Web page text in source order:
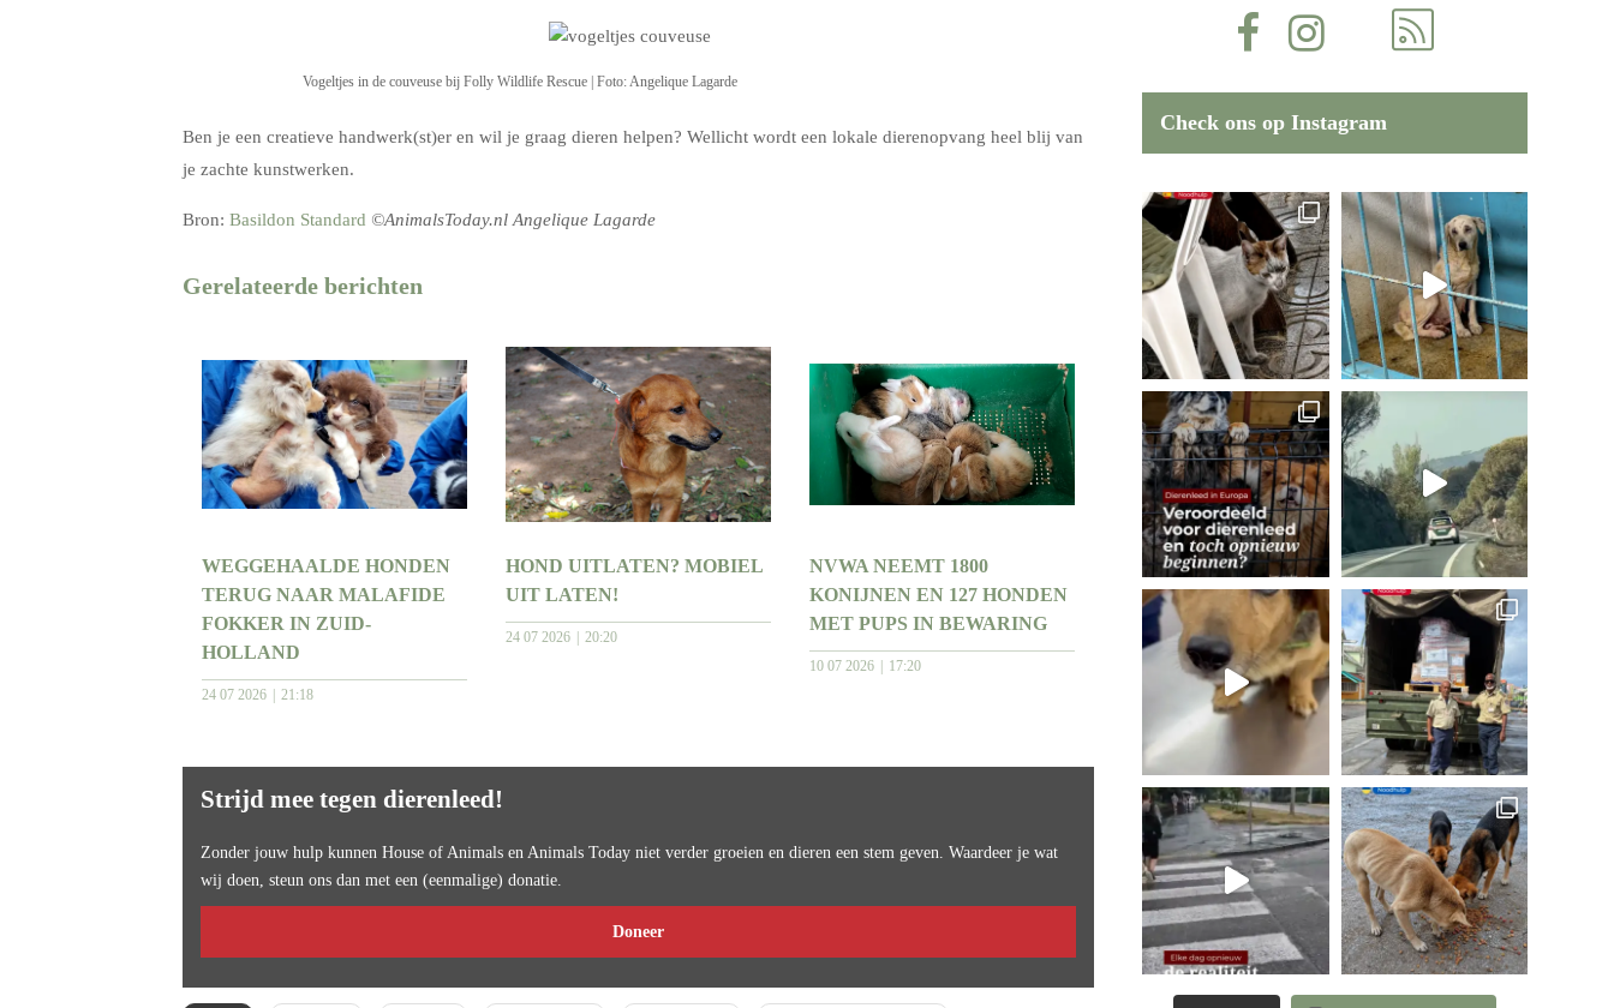
Vogeltjes in de couveuse bij Folly Wildlife Rescue | Foto: Angelique Lagarde
Ben je een creatieve handwerk(st)er en wil je graag dieren helpen? Wellicht wordt een lokale dierenopvang heel blij van
je zachte kunstwerken.
Bron: Basildon Standard ©AnimalsToday.nl Angelique Lagarde
Gerelateerde berichten
WEGGEHAALDE HONDEN
TERUG NAAR MALAFIDE
FOKKER IN ZUID-
HOLLAND
24 07 2026 21:18
HOND UITLATEN? MOBIEL
UIT LATEN!
24 07 2026 20:20
NVWA NEEMT 1800
KONIJNEN EN 127 HONDEN
MET PUPS IN BEWARING
10 07 2026 17:20
Strijd mee tegen dierenleed!
Zonder jouw hulp kunnen House of Animals en Animals Today niet verder groeien en dieren een stem geven. Waardeer je wat
wij doen, steun ons dan met een (eenmalige) donatie.
Doneer
Check ons op Instagram